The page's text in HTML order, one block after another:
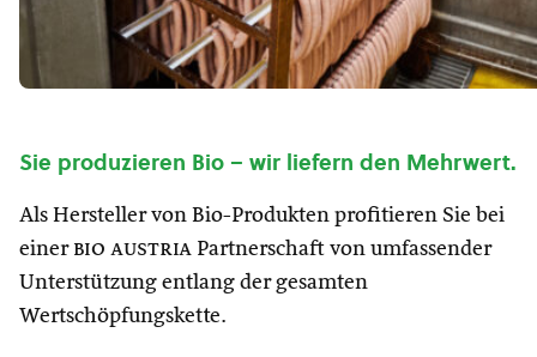
Sie produzieren Bio – wir liefern den Mehrwert.
Als Hersteller von Bio-Produkten profitieren Sie bei
einer bio austria Partnerschaft von umfassender
Unterstützung entlang der gesamten
Wertschöpfungskette.